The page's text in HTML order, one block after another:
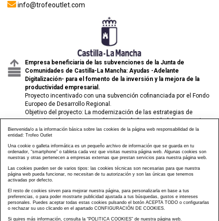
info@trofeoutlet.com
Empresa beneficiaria de las subvenciones de la Junta de
Comunidades de Castilla-La Mancha: Ayudas -Adelante
Digitalización- para el fomento de la inversión y la mejora de la
productividad empresarial.
Proyecto incentivado con una subvención cofinanciada por el Fondo
Europeo de Desarrollo Regional.
Objetivo del proyecto: La modernización de las estrategias de
comunicación y venta para el impulso de la actividad de comercio
electrónico de las pymes.
Bienvenida/o a la información básica sobre las cookies de la página web responsabilidad de la
entidad: Trofeo Outlet
Una cookie o galleta informática es un pequeño archivo de información que se guarda en tu
ordenador, “smartphone” o tableta cada vez que visitas nuestra página web. Algunas cookies son
nuestras y otras pertenecen a empresas externas que prestan servicios para nuestra página web.
Las cookies pueden ser de varios tipos: las cookies técnicas son necesarias para que nuestra
página web pueda funcionar, no necesitan de tu autorización y son las únicas que tenemos
activadas por defecto.
El resto de cookies sirven para mejorar nuestra página, para personalizarla en base a tus
preferencias, o para poder mostrarte publicidad ajustada a tus búsquedas, gustos e intereses
personales. Puedes aceptar todas estas cookies pulsando el botón ACEPTA TODO o configurarlas
o rechazar su uso clicando en el apartado CONFIGURACIÓN DE COOKIES.
Si quires más información, consulta la “POLITICA COOKIES” de nuestra página web.